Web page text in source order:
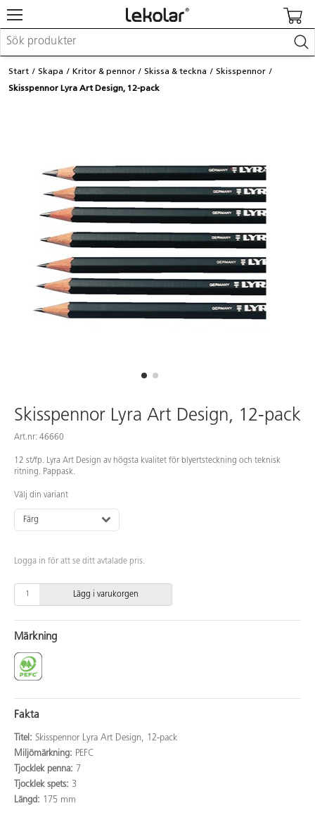
Möbler & inredning
Lekplatsutrustning & utemiljö
Logga in / Registrera dig
Kontakta Lekolar
Start Skapa Kritor & pennor Skissa & teckna
Skisspennor
Skisspennor Lyra Art Design, 12-pack
Skisspennor Lyra Art Design, 12-pack
Art.nr: 46660
12 st/fp. Lyra Art Design av högsta kvalitet för blyertsteckning och teknisk
ritning. Pappask.
Välj din variant
Färg
Logga in för att se ditt avtalade pris.
Lägg i varukorgen
Märkning
Fakta
Titel: Skisspennor Lyra Art Design, 12-pack
Miljömärkning: PEFC
Tjocklek penna: 7
Tjocklek spets: 3
Längd: 175 mm